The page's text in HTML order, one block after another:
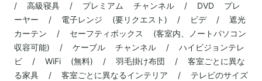
/ 高級寝具 / プレミアム チャンネル / DVD プレ
ーヤー / 電子レンジ (要リクエスト) / ビデ / 遮光
カーテン / セーフティボックス (客室内、ノートパソコン
収容可能) / ケーブル チャンネル / ハイビジョンテレ
ビ / WiFi (無料) / 羽毛掛け布団 / 客室ごとに異な
る家具 / 客室ごとに異なるインテリア / テレビのサイズ